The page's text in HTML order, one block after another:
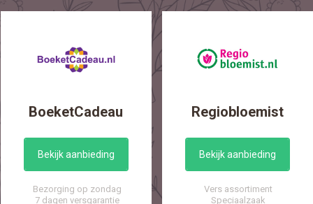
BoeketCadeau
Bekijk aanbieding
Bezorging op zondag
7 dagen versgarantie
Regiobloemist
Bekijk aanbieding
Vers assortiment
Speciaalzaak